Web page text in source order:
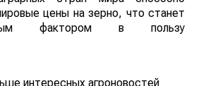
цены на зерно, что станет
фактором в пользу
интересных агроновостей